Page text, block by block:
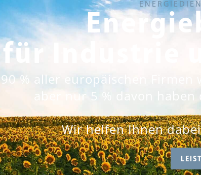
für Industrie
90 % aller europäischen
aber nur 5 % davon
Wir helfen Ihnen